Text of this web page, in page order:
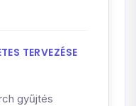
TERVEZÉSE
gyűjtés